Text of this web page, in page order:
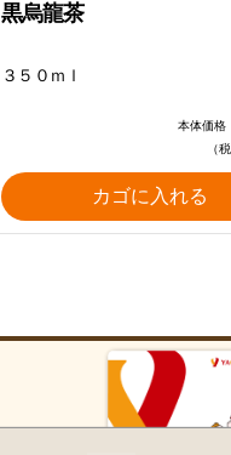
黒烏龍茶
３５０ｍｌ
本体価格
（
カゴに入れる